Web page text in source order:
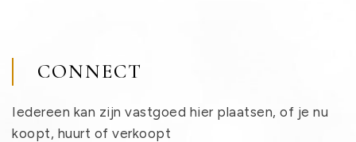
CONNECT
Iedereen kan zijn vastgoed hier plaatsen, of je nu
koopt, huurt of verkoopt